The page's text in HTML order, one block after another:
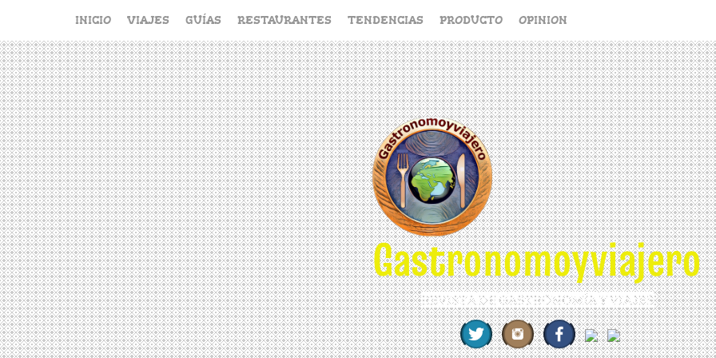
contenido
INICIO VIAJES GUÍAS RESTAURANTES TENDENCIAS PRODUCTO OPINION
Gastronomoyviajero
REVISTA DE GASTRONOMÍA Y VIAJES